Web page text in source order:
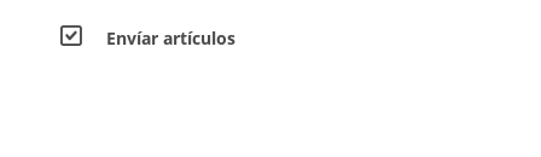
Envíar artículos